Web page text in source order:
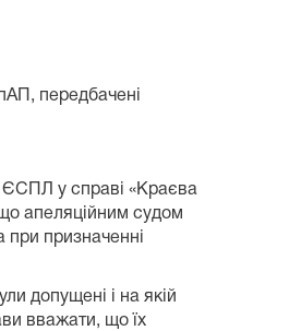
передбачені
ЄСПЛ у справі «Краєва
апеляційним судом
при призначенні
допущені і на якій
вважати, що їх